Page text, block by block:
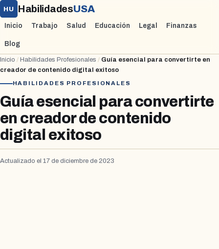
HU HabilidadesUSA
Inicio Trabajo Salud Educación Legal Finanzas
Blog
Inicio / Habilidades Profesionales / Guía esencial para convertirte en
creador de contenido digital exitoso
HABILIDADES PROFESIONALES
Guía esencial para convertirte
en creador de contenido
digital exitoso
Actualizado el 17 de diciembre de 2023